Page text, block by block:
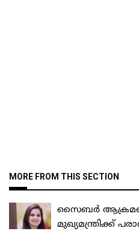
MORE FROM THIS SECTION
സൈബർ
മുഖ്യമന്ത്രിക്ക്